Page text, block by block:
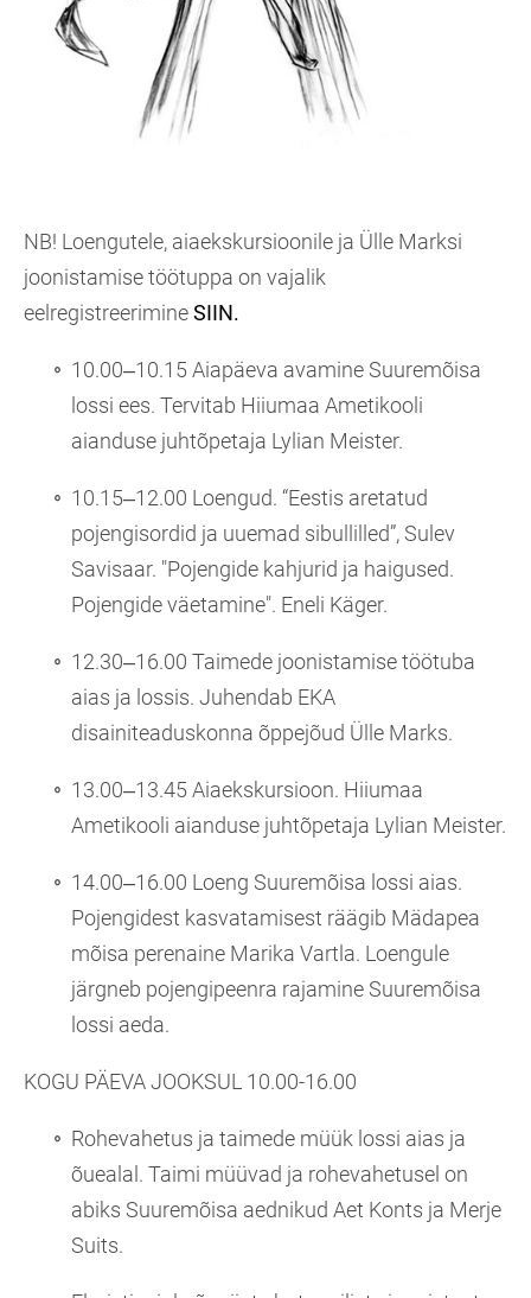
NB! Loengutele, aiaekskursioonile ja Ülle Marksi
joonistamise töötuppa on vajalik
eelregistreerimineSIIN.
10.00‒10.15 Aiapäeva avamine Suuremõisa
lossi ees. Tervitab Hiiumaa Ametikooli
aianduse juhtõpetaja Lylian Meister.
10.15‒12.00 Loengud. “Eestis aretatud
pojengisordid ja uuemad sibullilled”, Sulev
Savisaar. "Pojengide kahjurid ja haigused.
Pojengide väetamine". Eneli Käger.
12.30‒16.00 Taimede joonistamise töötuba
aias ja lossis. Juhendab EKA
disainiteaduskonna õppejõud Ülle Marks.
13.00‒13.45 Aiaekskursioon. Hiiumaa
Ametikooli aianduse juhtõpetaja Lylian Meister.
14.00‒16.00 Loeng Suuremõisa lossi aias.
Pojengidest kasvatamisest räägib Mädapea
mõisa perenaine Marika Vartla. Loengule
järgneb pojengipeenra rajamine Suuremõisa
lossi aeda.
KOGU PÄEVA JOOKSUL 10.00-16.00
Rohevahetus ja taimede müük lossi aias ja
õuealal. Taimi müüvad ja rohevahetusel on
abiks Suuremõisa aednikud Aet Konts ja Merje
Suits.